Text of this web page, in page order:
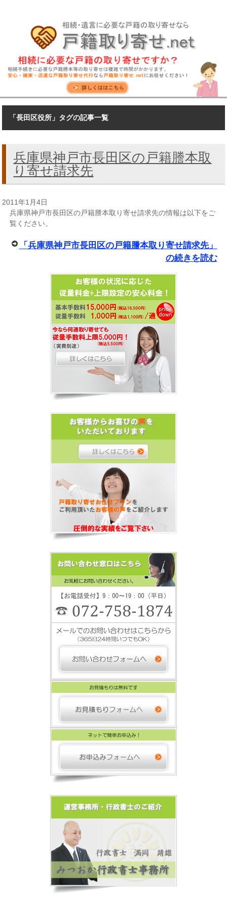
「長田区役所」タグの記事一覧
兵庫県神戸市長田区の戸籍謄本取
り寄せ請求先
2011年1月4日
兵庫県神戸市長田区の戸籍謄本取り寄せ請求先の情報は以下をご
覧ください。
「兵庫県神戸市長田区の戸籍謄本取り寄せ請求先」
の続きを読む